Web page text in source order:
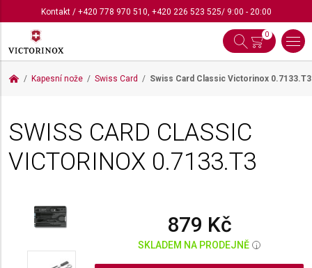
Kontakt/ +420 778 970 510, +420 226 523 525/ 9:00 - 20:00
0
Kapesní nože Swiss Card Swiss Card Classic Victorinox 0.7133.T3
SWISS CARD CLASSIC
VICTORINOX 0.7133.T3
879 Kč
SKLADEM NA PRODEJNĚ i